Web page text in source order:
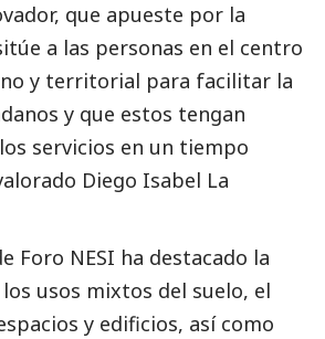
que apueste por la
a las personas en el centro
y territorial para facilitar la
y que estos tengan
servicios en un tiempo
Diego Isabel La
Foro NESI ha destacado la
usos mixtos del suelo, el
y edificios, así como